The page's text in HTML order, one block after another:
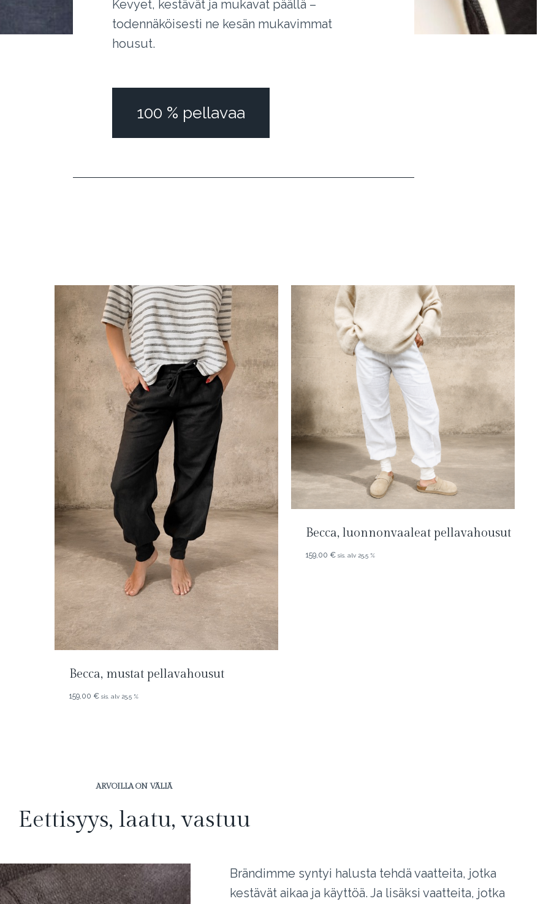
Kevyet, kestävät ja mukavat päällä –
todennäköisesti ne kesän mukavimmat
housut.
100 % pellavaa
Becca, mustat pellavahousut
159,00 € sis. alv 25,5 %
Becca, luonnonvaaleat pellavahousut
159,00 € sis. alv 25,5 %
ARVOILLA ON VÄLIÄ
Eettisyys, laatu, vastuu
Brändimme syntyi halusta tehdä vaatteita, jotka
kestävät aikaa ja käyttöä. Ja lisäksi vaatteita, jotka